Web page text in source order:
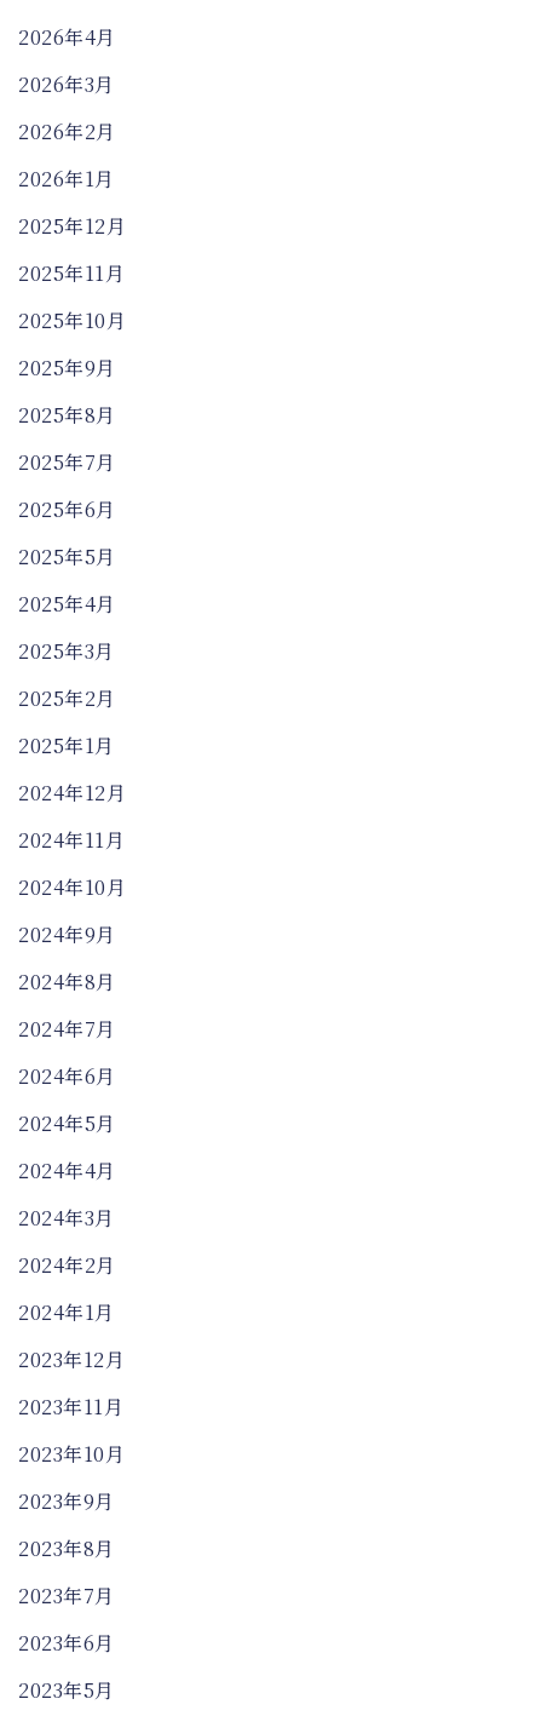
2026年4月
2026年3月
2026年2月
2026年1月
2025年12月
2025年11月
2025年10月
2025年9月
2025年8月
2025年7月
2025年6月
2025年5月
2025年4月
2025年3月
2025年2月
2025年1月
2024年12月
2024年11月
2024年10月
2024年9月
2024年8月
2024年7月
2024年6月
2024年5月
2024年4月
2024年3月
2024年2月
2024年1月
2023年12月
2023年11月
2023年10月
2023年9月
2023年8月
2023年7月
2023年6月
2023年5月